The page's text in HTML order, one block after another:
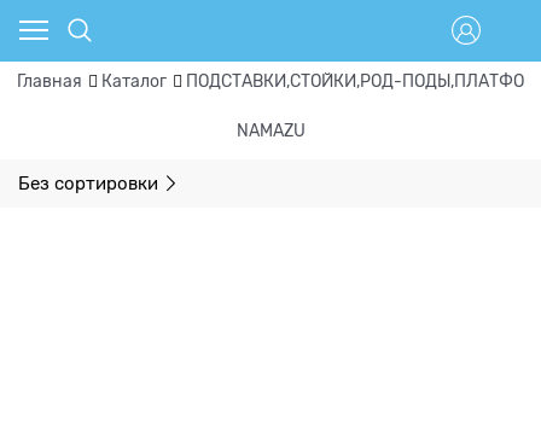
Главная Каталог ПОДСТАВКИ,СТОЙКИ,РОД-
NAMAZU
Без сортировки